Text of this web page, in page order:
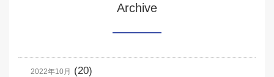
Archive
2022年10月 (20)